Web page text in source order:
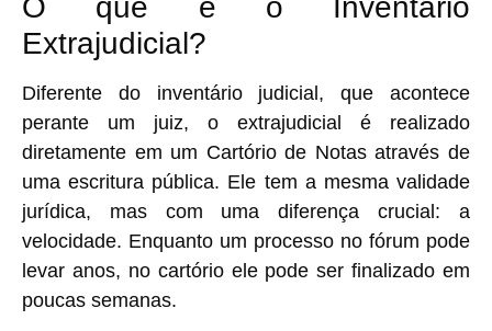
O que é o Inventário
Extrajudicial?
Diferente do inventário judicial, que acontece
perante um juiz, o extrajudicial é realizado
diretamente em um Cartório de Notasatravés de
uma escritura pública. Ele tem a mesma validade
jurídica, mas com uma diferença crucial: a
velocidade. Enquanto um processo no fórum pode
levar anos, no cartório ele pode ser finalizado em
poucas semanas.